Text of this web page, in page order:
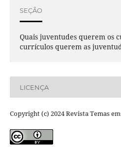
SEÇÃO
Quais juventudes querem os
currículos querem as
LICENÇA
Copyright (c) 2024 Revista Temas